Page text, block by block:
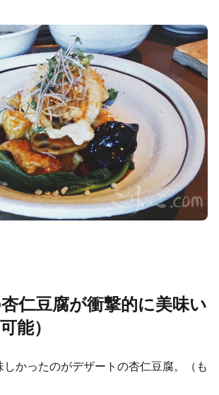
仁豆腐が衝撃的に美味い
能）
しかったのがデザートの杏仁豆腐。（も